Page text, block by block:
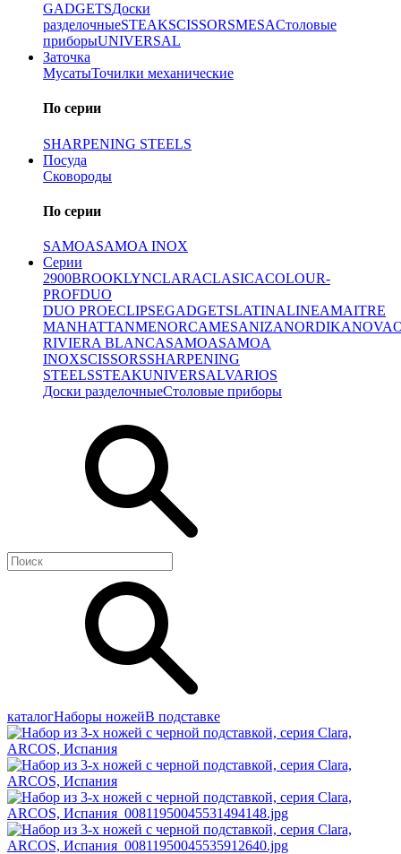
GADGETSДоски
разделочныеSTEAKSCISSORSMESAСтоловые
приборыUNIVERSAL
Заточка
МусатыТочилки механические
По серии
SHARPENING STEELS
Посуда
Сковороды
По серии
SAMOASAMOA INOX
Серии
2900BROOKLYNCLARACLASICACOLOUR-
PROFDUO
DUO PROECLIPSEGADGETSLATINALINEAMAITRE
MANHATTANMENORCAMESANIZANORDIKANOVA
RIVIERA BLANCASAMOASAMOA
INOXSCISSORSSHARPENING
STEELSSTEAKUNIVERSALVARIOS
Доски разделочныеСтоловые приборы
каталогНаборы ножейВ подставке